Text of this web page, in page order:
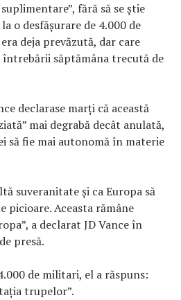
fără să se ştie
o desfăşurare de 4.000 de
deja prevăzută, dar care
întrebării săptămâna trecută de
declarase marţi că această
mai degrabă decât anulată,
să fie mai autonomă în materie
suveranitate şi ca Europa să
picioare. Aceasta rămâne
a declarat JD Vance în
presă.
de militari, el a răspuns:
trupelor”.